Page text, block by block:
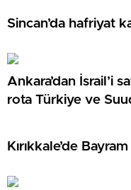
Sincan’da hafriyat
Ankara’dan İsrail’i
rota Türkiye ve
Kırıkkale’de